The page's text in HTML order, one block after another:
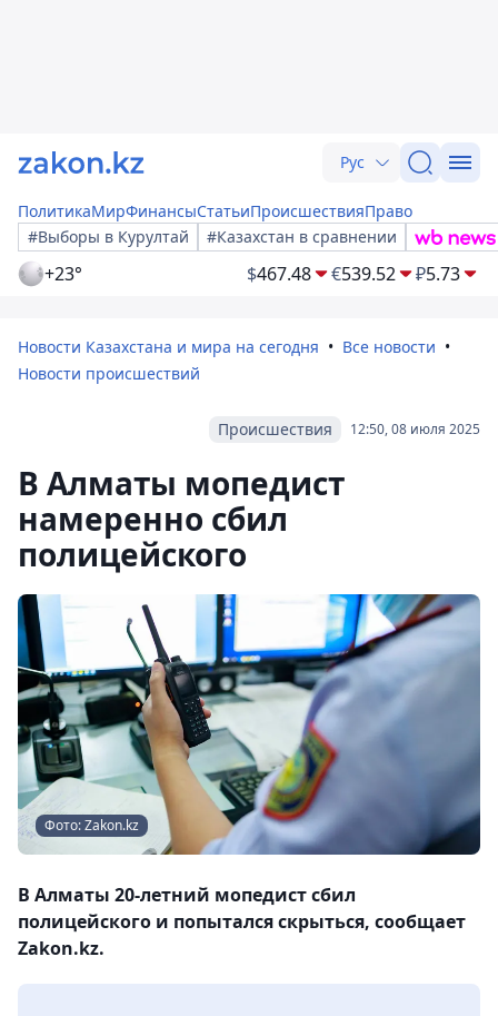
Рус
ПолитикаМирФинансыСтатьиПроисшествияПраво
#Выборы в Курултай
#Казахстан в сравнении
+23° $467.48 €539.52 ₽5.73
Новости Казахстана и мира на сегодня
Все новости
Новости происшествий
12:50, 08 июля 2025
Происшествия
В Алматы мопедист
намеренно сбил
полицейского
Фото: Zakon.kz
В Алматы 20-летний мопедист сбил
полицейского и попытался скрыться, сообщает
Zakon.kz.